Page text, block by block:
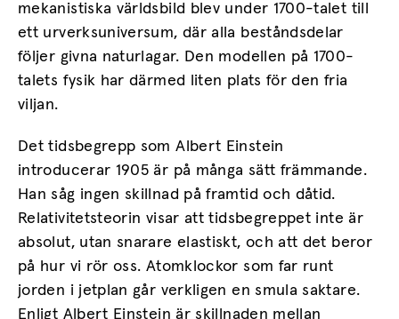
mekanistiska världsbild blev under 1700-talet till
ett urverksuniversum, där alla beståndsdelar
följer givna naturlagar. Den modellen på 1700-
talets fysik har därmed liten plats för den fria
viljan.
Det tidsbegrepp som Albert Einstein
introducerar 1905 är på många sätt främmande.
Han såg ingen skillnad på framtid och dåtid.
Relativitetsteorin visar att tidsbegreppet inte är
absolut, utan snarare elastiskt, och att det beror
på hur vi rör oss. Atomklockor som far runt
jorden i jetplan går verkligen en smula saktare.
Enligt Albert Einstein är skillnaden mellan